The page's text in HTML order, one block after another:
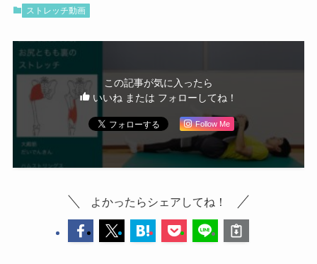
ストレッチ動画
この記事が気に入ったら
いいね または フォローしてね！
Follow Me
よかったらシェアしてね！